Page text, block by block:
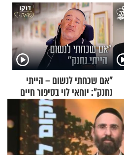
"אם שכחתי לנשום – הייתי
נחנק": יוחאי לוי בסיפור חיים
מעורר השראה